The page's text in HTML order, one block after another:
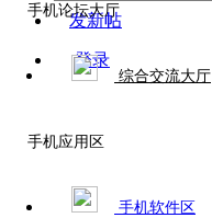
发新帖
登录
手机论坛大厅
综合交流大厅
手机应用区
手机软件区